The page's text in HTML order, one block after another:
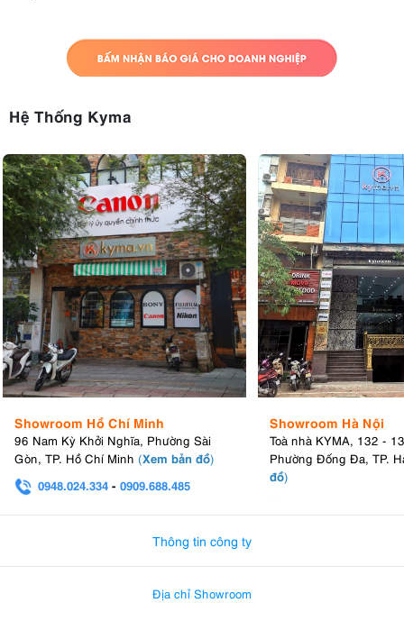
Hệ Thống Kyma
Showroom Hồ Chí Minh
96 Nam Kỳ Khởi Nghĩa, Phường Sài
Gòn, TP. Hồ Chí Minh (Xem bản đồ)
0948.024.334 - 0909.688.485
Showroom Hà Nội
Toà nhà KYMA, 132 -
Phường Đống Đa, TP.
đồ)
Thông tin công ty
Địa chỉ Showroom